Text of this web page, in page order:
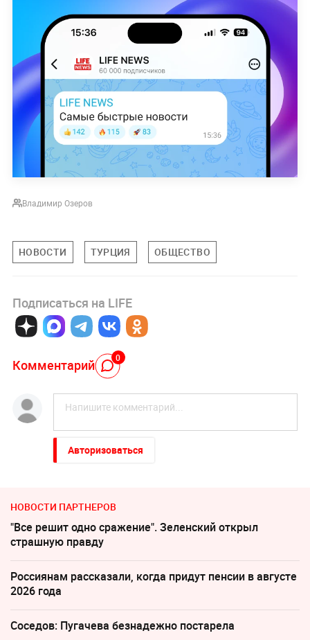
Владимир Озеров
НОВОСТИ ТУРЦИЯ ОБЩЕСТВО
Подписаться на LIFE
Комментарий 0
Авторизоваться
НОВОСТИ ПАРТНЕРОВ
"Все решит одно сражение". Зеленский открыл
страшную правду
Россиянам рассказали, когда придут пенсии в августе
2026 года
Соседов: Пугачева безнадежно постарела